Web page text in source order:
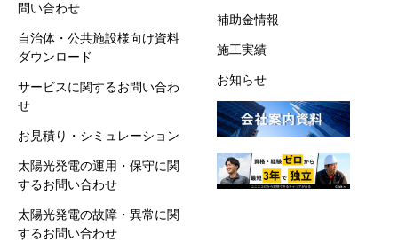
問い合わせ
自治体・公共施設様向け資料
ダウンロード
サービスに関するお問い合わ
せ
お見積り・シミュレーション
太陽光発電の運用・保守に関
するお問い合わせ
太陽光発電の故障・異常に関
するお問い合わせ
補助金情報
施工実績
お知らせ